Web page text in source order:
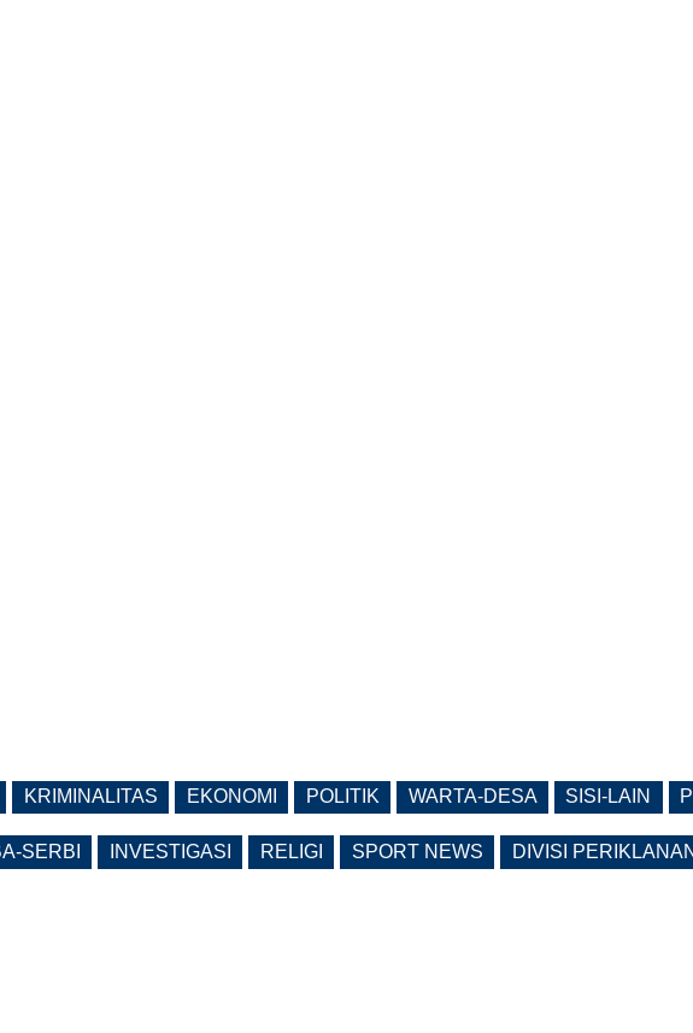
KRIMINALITAS EKONOMI POLITIK WARTA-DESA SISI-LAIN
SERBI INVESTIGASI RELIGI SPORT NEWS DIVISI